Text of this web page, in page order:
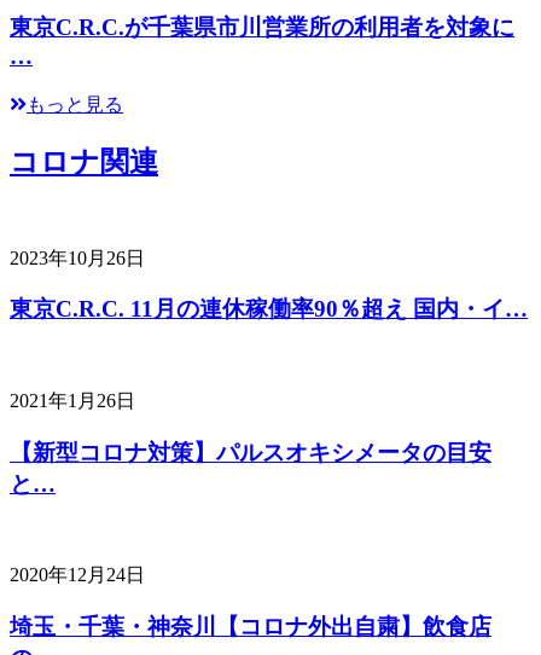
東京C.R.C.が千葉県市川営業所の利用者を対象に
…
もっと見る
コロナ関連
2023年10月26日
東京C.R.C. 11月の連休稼働率90％超え 国内・イ…
2021年1月26日
【新型コロナ対策】パルスオキシメータの目安
と…
2020年12月24日
埼玉・千葉・神奈川【コロナ外出自粛】飲食店